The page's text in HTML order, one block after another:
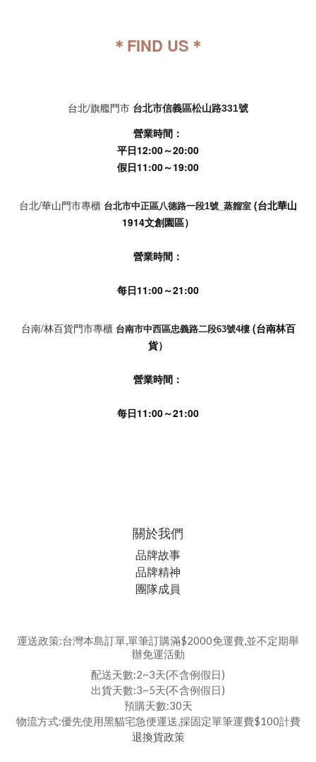
＊FIND US＊
台北/旗艦門市 台北市信義區松山路331號
營業時間：
平日12:00～20:00
假日11:00～19:00
台北/華山門市專櫃 台北市中正區八德路一段1號_蒸餾室 (台北華山
1914文創園區）
營業時間：
每日11:00～21:00
台南/林百貨門市專櫃 台南市中西區忠義路二段63號4樓(台南林百
貨）
營業時間：
每日11:00～21:00
關於我們
品牌故事
品牌精神
團隊成員
運送政策:台灣本島訂單,單筆訂購滿$2000免運費,並不定期舉
辦免運活動
配送天數:2~3天(不含例假日)
出貨天數:3~5天(不含例假日)
預購天數:30天
物流方式:優先使用黑貓宅急便運送,採固定單筆運費$100計費
退換貨政策